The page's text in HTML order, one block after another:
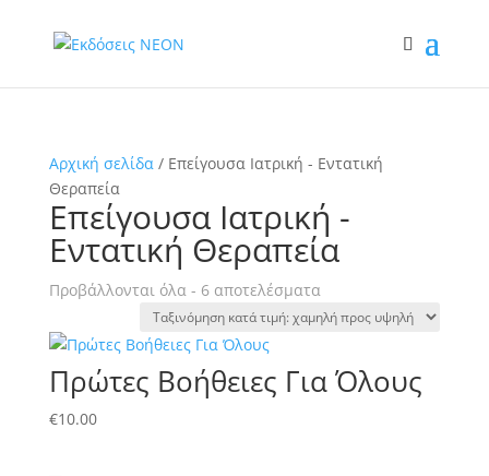
Αρχική σελίδα/ Επείγουσα Ιατρική - Εντατική
Θεραπεία
Επείγουσα Ιατρική -
Εντατική Θεραπεία
Προβάλλονται όλα - 6 αποτελέσματαSorted
by
to
Πρώτες Βοήθειες Για Όλους
€10.00